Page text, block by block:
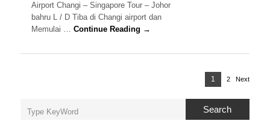
Airport Changi – Singapore Tour – Johor
bahru L / D Tiba di Changi airport dan
Memulai …Continue Reading →
Page
1 Page
2 Next
Search